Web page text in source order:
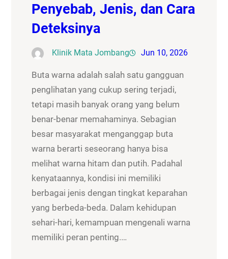
Penyebab, Jenis, dan Cara
Deteksinya
Klinik Mata Jombang Jun 10, 2026
Buta warna adalah salah satu gangguan
penglihatan yang cukup sering terjadi,
tetapi masih banyak orang yang belum
benar-benar memahaminya. Sebagian
besar masyarakat menganggap buta
warna berarti seseorang hanya bisa
melihat warna hitam dan putih. Padahal
kenyataannya, kondisi ini memiliki
berbagai jenis dengan tingkat keparahan
yang berbeda-beda. Dalam kehidupan
sehari-hari, kemampuan mengenali warna
memiliki peran penting.…